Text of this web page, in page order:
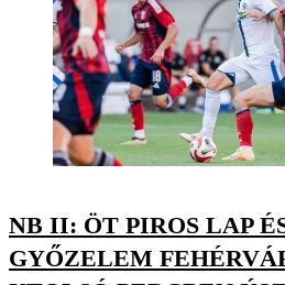
NB II: ÖT PIROS LAP
GYŐZELEM